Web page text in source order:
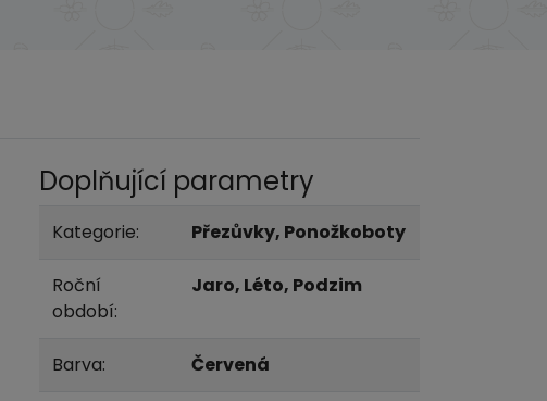
Doplňující parametry
Kategorie: Přezůvky, Ponožkoboty
Roční
období:
Jaro, Léto, Podzim
Barva: Červená